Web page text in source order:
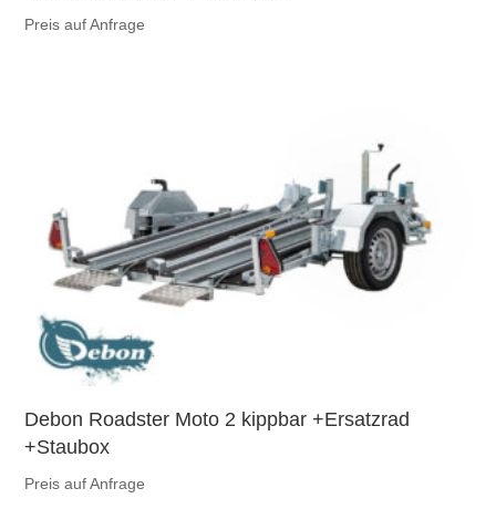
Preis auf Anfrage
Debon Roadster Moto 2 kippbar +Ersatzrad
+Staubox
Preis auf Anfrage